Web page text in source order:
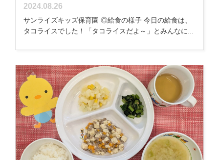
2024.08.26
サンライズキッズ保育園 ◎給食の様子 今日の給食は、
タコライスでした！「タコライスだよ～」とみんなに...